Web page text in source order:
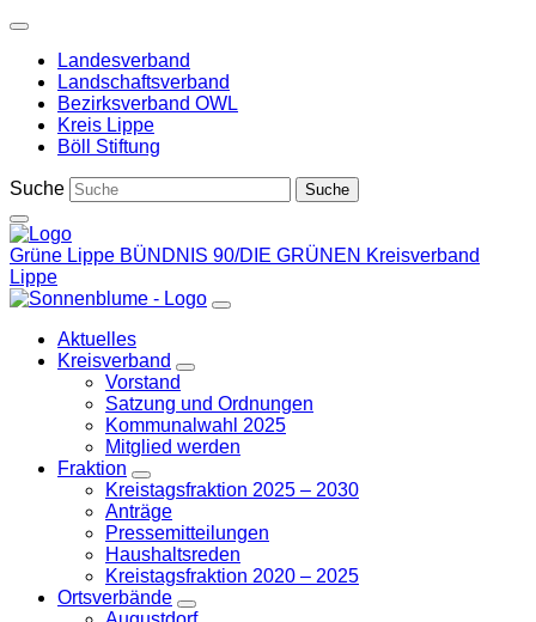
Weiter
Inhalt
Landesverband
Landschaftsverband
Bezirksverband OWL
Kreis Lippe
Böll Stiftung
Suche
Grüne Lippe BÜNDNIS 90/DIE GRÜNEN Kreisverband
Lippe
Aktuelles
Kreisverband
Zeige
Untermenü
Vorstand
Satzung und Ordnungen
Kommunalwahl 2025
Mitglied werden
Fraktion
Zeige
Untermenü
Kreistagsfraktion 2025 – 2030
Anträge
Pressemitteilungen
Haushaltsreden
Kreistagsfraktion 2020 – 2025
Ortsverbände
Zeige